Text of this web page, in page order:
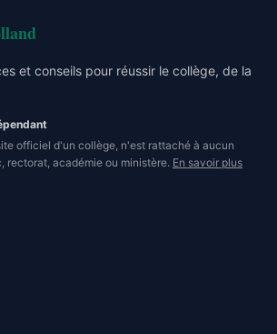
et conseils pour réussir le collège, de la
officiel d'un collège, n'est rattaché à aucun
rectorat, académie ou ministère. En savoir plus